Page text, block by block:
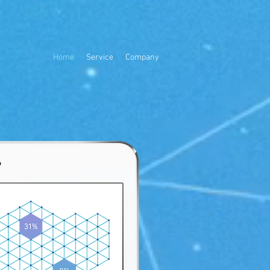
Home Service Company